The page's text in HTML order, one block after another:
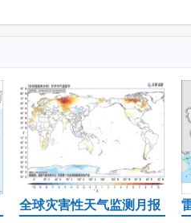
全球灾害性天气监测月报